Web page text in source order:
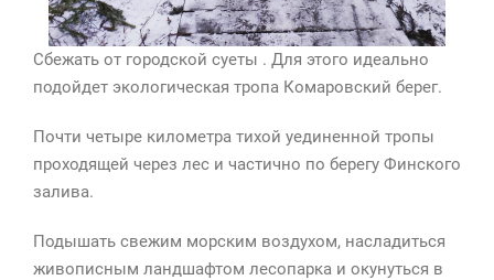
Сбежать от городской суеты . Для этого идеально
подойдет экологическая тропа Комаровский берег.
Почти четыре километра тихой уединенной тропы
проходящей через лес и частично по берегу Финского
залива.
Подышать свежим морским воздухом, насладиться
живописным ландшафтом лесопарка и окунуться в